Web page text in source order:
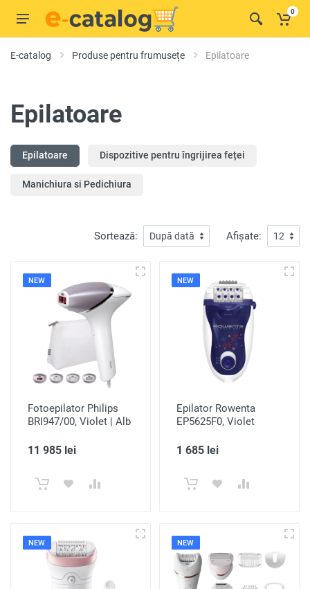
0
E-catalog Produse pentru frumusețe Epilatoare
Epilatoare
Epilatoare Dispozitive pentru îngrijirea feței
Manichiura si Pedichiura
Sortează: Afișate:
NEW
Fotoepilator Philips
BRI947/00, Violet | Alb
11 985 lei
NEW
Epilator Rowenta
EP5625F0, Violet
1 685 lei
NEW NEW